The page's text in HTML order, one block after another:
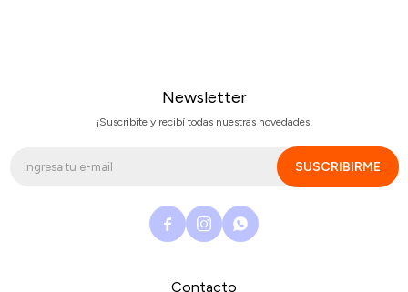
Contacto
Newsletter
¡Suscribite y recibí todas nuestras novedades!
SUSCRIBIRME
  